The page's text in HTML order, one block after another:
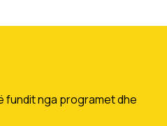
fundit nga programet dhe